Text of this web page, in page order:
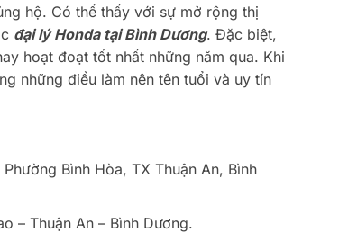
hộ. Có thể thấy với sự mở rộng thị
đại lý Honda tại Bình Dương. Đặc biệt,
hoạt đoạt tốt nhất những năm qua. Khi
những điều làm nên tên tuổi và uy tín
Bình Hòa, TX Thuận An, Bình
– Thuận An – Bình Dương.